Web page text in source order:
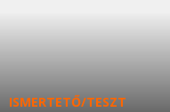
ISMERTETŐ/TESZT